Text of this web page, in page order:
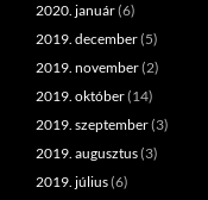
2020. január(6)
2019. december(5)
2019. november(2)
2019. október(14)
2019. szeptember(3)
2019. augusztus(3)
2019. július(6)